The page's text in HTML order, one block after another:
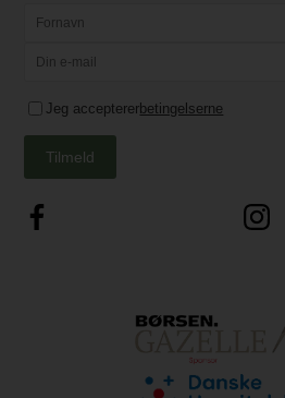
Jeg accepterer betingelserne
Tilmeld